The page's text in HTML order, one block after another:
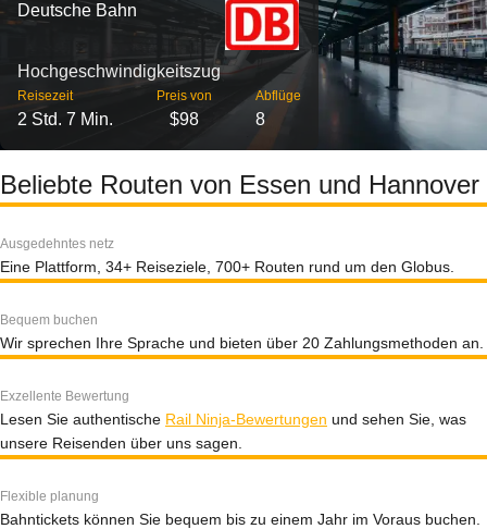
Deutsche Bahn
Hochgeschwindigkeitszug
Reisezeit
2 Std. 7 Min.
Preis von
$98
Abflüge
8
Beliebte Routen von Essen und Hannover
Ausgedehntes netz
Eine Plattform, 34+ Reiseziele, 700+ Routen rund um den Globus.
Bequem buchen
Wir sprechen Ihre Sprache und bieten über 20 Zahlungsmethoden an.
Exzellente Bewertung
Lesen Sie authentische Rail Ninja-Bewertungen und sehen Sie, was
unsere Reisenden über uns sagen.
Flexible planung
Bahntickets können Sie bequem bis zu einem Jahr im Voraus buchen.